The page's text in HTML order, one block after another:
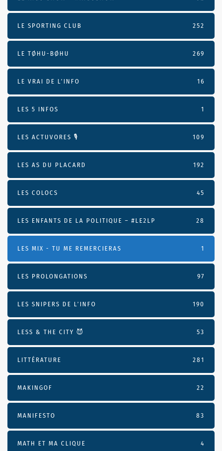
LE SPORTING CLUB 252
LE TØHU-BØHU 269
LE VRAI DE L’INFO 16
LES 5 INFOS 1
LES ACTUVORES 🎙 109
LES AS DU PLACARD 192
LES COLOCS 45
LES ENFANTS DE LA POLITIQUE – #LE2LP 28
LES MIX - TU ME REMERCIERAS 1
LES PROLONGATIONS 97
LES SNIPERS DE L’INFO 190
LESS & THE CITY 😈 53
LITTÉRATURE 281
MAKINGOF 22
MANIFESTO 83
MATH ET MA CLIQUE 4